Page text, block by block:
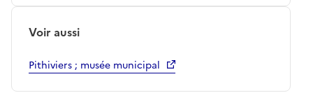
Voir aussi
Pithiviers ; musée municipal